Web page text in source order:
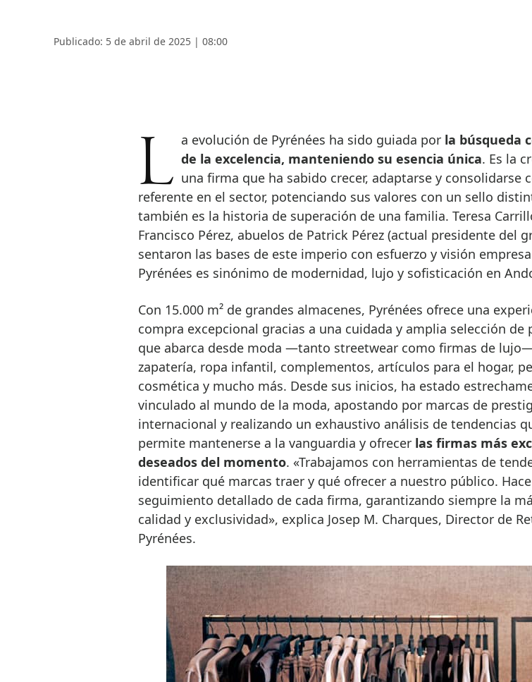
Publicado: 5 de abril de 2025 | 08:00
La evolución de Pyrénées ha sido guiada porla búsqueda
de la excelencia, manteniendo su esencia única. Es la
una firma que ha sabido crecer, adaptarse y consolidarse
referente en el sector, potenciando sus valores con un sello
también es la historia de superación de una familia. Teresa
Francisco Pérez, abuelos de Patrick Pérez (actual presidente del
sentaron las bases de este imperio con esfuerzo y visión
Pyrénées es sinónimo de modernidad, lujo y sofisticación en
Con 15.000 m² de grandes almacenes, Pyrénées ofrece una
compra excepcional gracias a una cuidada y amplia selección de
que abarca desde moda —tanto streetwear como firmas de
zapatería, ropa infantil, complementos, artículos para el hogar,
cosmética y mucho más. Desde sus inicios, ha estado
vinculado al mundo de la moda, apostando por marcas de
internacional y realizando un exhaustivo análisis de tendencias
permite mantenerse a la vanguardia y ofrecerlas firmas más
deseados del momento. «Trabajamos con herramientas de
identificar qué marcas traer y qué ofrecer a nuestro público.
seguimiento detallado de cada firma, garantizando siempre la
calidad y exclusividad», explica Josep M. Charques, Director de
Pyrénées.